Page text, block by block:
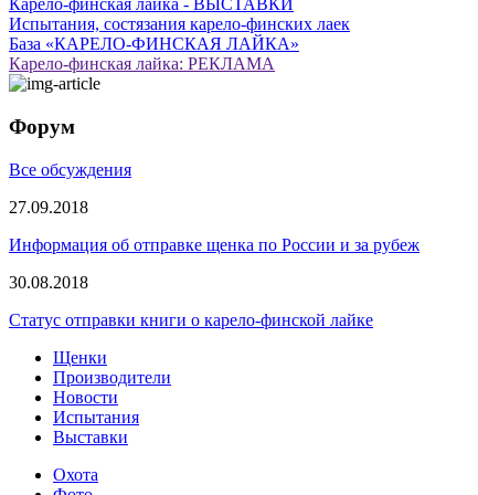
Карело-финская лайка - ВЫСТАВКИ
Испытания, состязания карело-финских лаек
База «КАРЕЛО-ФИНСКАЯ ЛАЙКА»
Карело-финская лайка: РЕКЛАМА
Форум
Все обсуждения
27.09.2018
Информация об отправке щенка по России и за рубеж
30.08.2018
Статус отправки книги о карело-финской лайке
Щенки
Производители
Новости
Испытания
Выставки
Охота